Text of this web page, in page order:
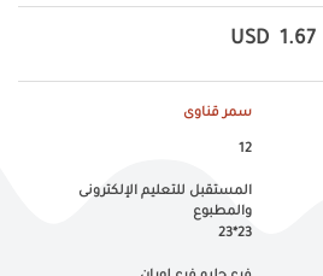
1.67
USD
سمر قناوى
12
المستقبل للتعليم الإلكترونى
والمطبوع
23*23